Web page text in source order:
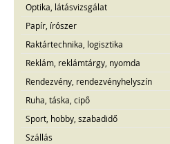
Optika, látásvizsgálat
Papír, írószer
Raktártechnika, logisztika
Reklám, reklámtárgy, nyomda
Rendezvény, rendezvényhelyszín
Ruha, táska, cipő
Sport, hobby, szabadidő
Szállás